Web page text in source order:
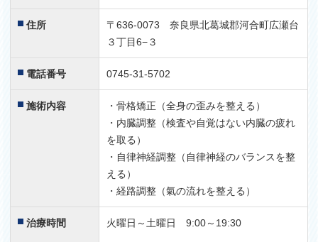
住所
〒636-0073 奈良県北葛城郡河合町広瀬台
３丁目6−３
電話番号 0745-31-5702
施術内容
・骨格矯正（全身の歪みを整える）
・内臓調整（検査や自覚はない内臓の疲れ
を取る）
・自律神経調整（自律神経のバランスを整
える）
・経路調整（氣の流れを整える）
治療時間 火曜日～土曜日 9:00～19:30